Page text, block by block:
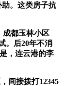
。这类房子抗
都玉林小区
。后20年不消
，连云港的李
间接拨打12345